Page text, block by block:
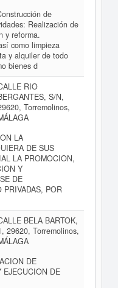
de
Realización de
y reforma.
como limpieza
y alquiler de todo
bienes d
RIO
S/N,
Torremolinos,
LA
DE SUS
LA PROMOCION,
Y
DE
POR
BELA BARTOK,
29620, Torremolinos,
DE
EJECUCION DE